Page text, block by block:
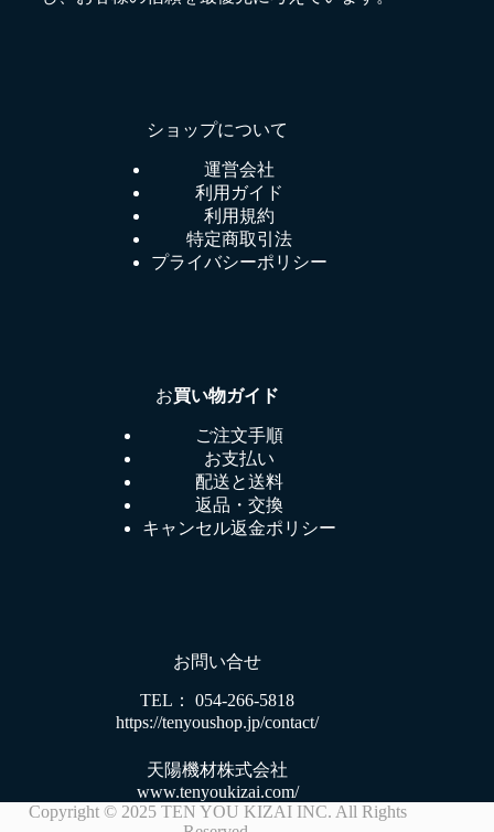
ショップについて
運営会社
利用ガイド
利用規約
特定商取引法
プライバシーポリシー
お買い物ガイド
ご注文手順
お支払い
配送と送料
返品・交換
キャンセル返金ポリシー
お問い合せ
TEL： 054-266-5818
https://tenyoushop.jp/contact/
天陽機材株式会社
www.tenyoukizai.com/
Copyright © 2025 TEN YOU KIZAI INC. All Rights